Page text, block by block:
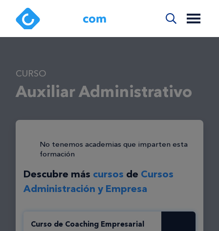
CURSO
Auxiliar Administrativo
No tenemos academias que imparten esta
formación
Descubre más cursos de Cursos
Administración y Empresa
Curso de Coaching Empresarial